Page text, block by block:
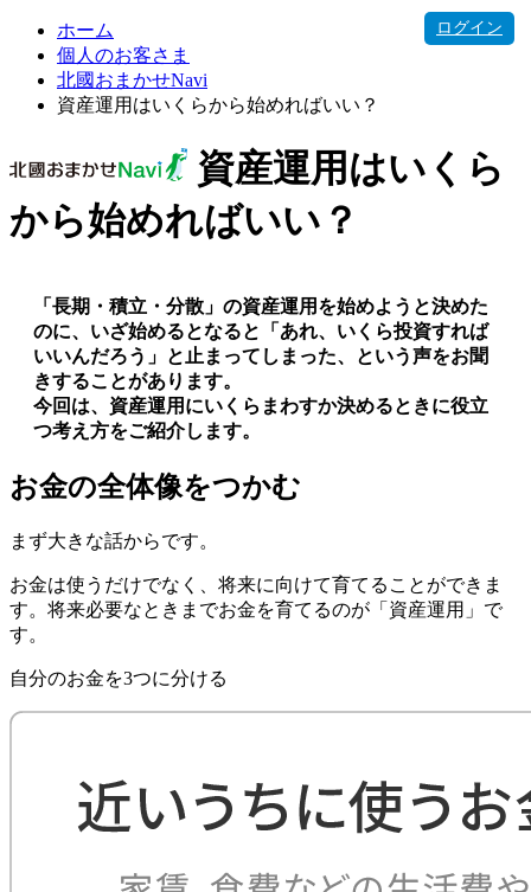
ログイン
ホーム
個人のお客さま
北國おまかせNavi
資産運用はいくらから始めればいい？
資産運用はいくら
から始めればいい？
「長期・積立・分散」の資産運用を始めようと決めた
のに、いざ始めるとなると「あれ、いくら投資すれば
いいんだろう」と止まってしまった、という声をお聞
きすることがあります。
今回は、資産運用にいくらまわすか決めるときに役立
つ考え方をご紹介します。
お金の全体像をつかむ
まず大きな話からです。
お金は使うだけでなく、将来に向けて育てることができま
す。将来必要なときまでお金を育てるのが「資産運用」で
す。
自分のお金を3つに分ける